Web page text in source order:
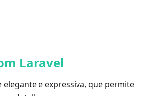
Laravel
e expressiva, que permite